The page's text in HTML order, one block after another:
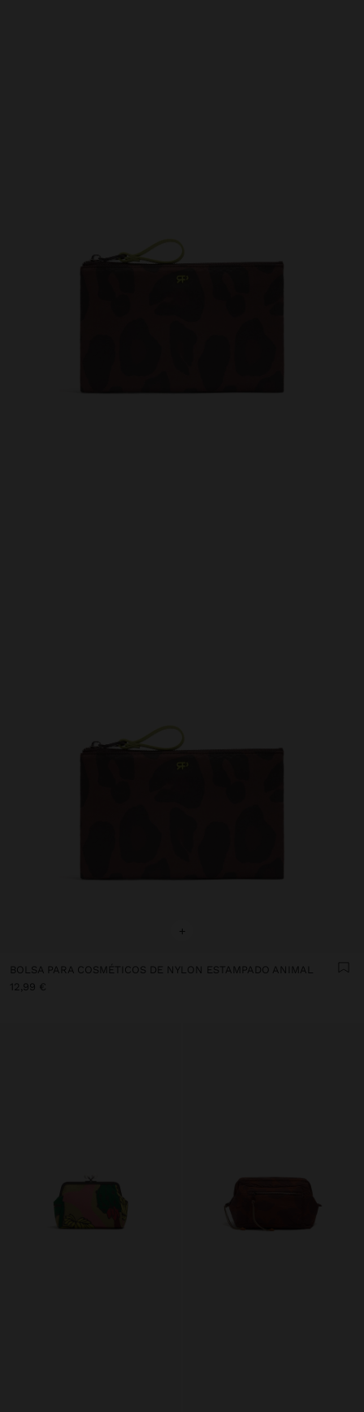
+
BOLSA PARA COSMÉTICOS DE NYLON ESTAMPADO ANIMAL
12,99 €